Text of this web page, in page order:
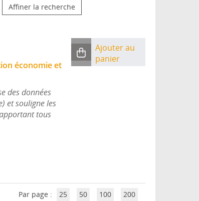
Affiner la recherche
économie et
des données
et souligne les
tous
Ajouter au
panier
Par page : 25 50 100 200